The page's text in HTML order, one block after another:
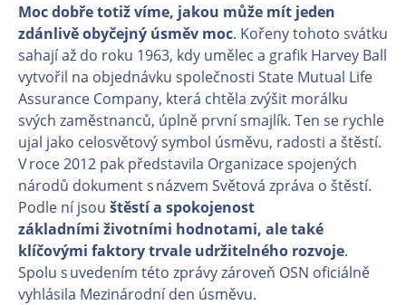
Moc dobře totiž víme, jakou může mít jeden
zdánlivě obyčejný úsměv moc. Kořeny tohoto svátku
sahají až do roku 1963, kdy umělec a grafik Harvey Ball
vytvořil na objednávku společnosti State Mutual Life
Assurance Company, která chtěla zvýšit morálku
svých zaměstnanců, úplně první smajlík. Ten se rychle
ujal jako celosvětový symbol úsměvu, radosti a štěstí.
V roce 2012 pak představila Organizace spojených
národů dokument s názvem Světová zpráva o štěstí.
Podle ní jsou štěstí a spokojenost
základními životními hodnotami, ale také
klíčovými faktory trvale udržitelného rozvoje.
Spolu s uvedením této zprávy zároveň OSN oficiálně
vyhlásila Mezinárodní den úsměvu.